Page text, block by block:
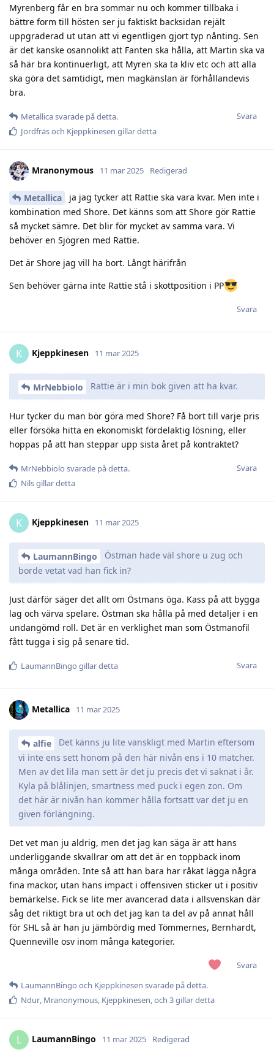
Myrenberg får en bra sommar nu och kommer tillbaka i
bättre form till hösten ser ju faktiskt backsidan rejält
uppgraderad ut utan att vi egentligen gjort typ nånting. Sen
är det kanske osannolikt att Fanten ska hålla, att Martin ska va
så här bra kontinuerligt, att Myren ska ta kliv etc och att alla
ska göra det samtidigt, men magkänslan är förhållandevis
bra.
Svara
Metallicasvarade på detta.
Jordfräsoch Kjeppkinesen gillar detta
Mranonymous 11 mar 2025 Redigerad
Metallica
ja jag tycker att Rattie ska vara kvar. Men inte i
kombination med Shore. Det känns som att Shore gör Rattie
så mycket sämre. Det blir för mycket av samma vara. Vi
behöver en Sjögren med Rattie.
Det är Shore jag vill ha bort. Långt härifrån
Sen behöver gärna inte Rattie stå i skottposition i PP
Svara
K Kjeppkinesen 11 mar 2025
MrNebbiolo Rattie är i min bok given att ha kvar.
Hur tycker du man bör göra med Shore? Få bort till varje pris
eller försöka hitta en ekonomiskt fördelaktig lösning, eller
hoppas på att han steppar upp sista året på kontraktet?
Svara
MrNebbiolo svarade på detta.
Nilsgillar detta
K Kjeppkinesen 11 mar 2025
LaumannBingo
Östman hade väl shore u zug och
borde vetat vad han fick in?
Just därför säger det allt om Östmans öga. Kass på att bygga
lag och värva spelare. Östman ska hålla på med detaljer i en
undangömd roll. Det är en verklighet man som Östmanofil
fått tugga i sig på senare tid.
Svara
LaumannBingo gillar detta
Metallica 11 mar 2025
alfie
Det känns ju lite vanskligt med Martin eftersom
vi inte ens sett honom på den här nivån ens i 10 matcher.
Men av det lila man sett är det ju precis det vi saknat i år.
Kyla på blålinjen, smartness med puck i egen zon. Om
det här är nivån han kommer hålla fortsatt var det ju en
given förlängning.
Det vet man ju aldrig, men det jag kan säga är att hans
underliggande skvallrar om att det är en toppback inom
många områden. Inte så att han bara har råkat lägga några
fina mackor, utan hans impact i offensiven sticker ut i positiv
bemärkelse. Fick se lite mer avancerad data i allsvenskan där
såg det riktigt bra ut och det jag kan ta del av på annat håll
för SHL så är han ju jämbördig med Tömmernes, Bernhardt,
Quenneville osv inom många kategorier.
Svara
LaumannBingo och Kjeppkinesen svarade på detta.
Ndur, Mranonymous, Kjeppkinesen, och 3gillar detta
L LaumannBingo 11 mar 2025 Redigerad